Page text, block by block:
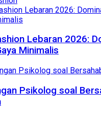
Lebaran 2026:
Minimalis
Psikolog soal